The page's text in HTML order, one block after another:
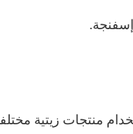
منتجات زيتية